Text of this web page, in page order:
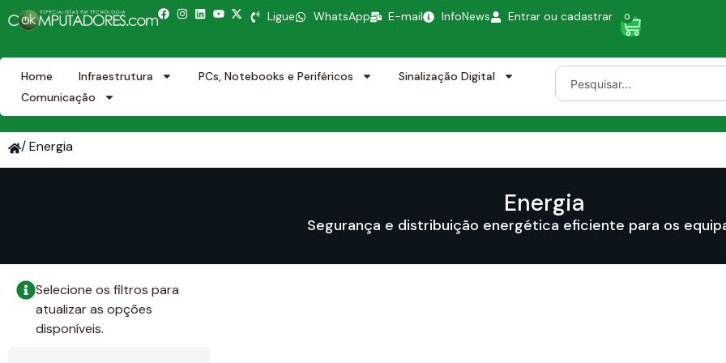
Ligue WhatsApp E-mail InfoNews Entrar ou cadastrar 0
Home Infraestrutura PCs, Notebooks e Periféricos
Sinalização Digital
Comunicação
/ Energia
Energia
Segurança e distribuição energética eficiente para os
Selecione os filtros para
atualizar as opções
disponíveis.